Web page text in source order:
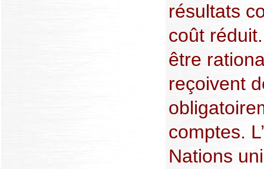
résultats
coût
être
reçoivent
comptes.
Nations